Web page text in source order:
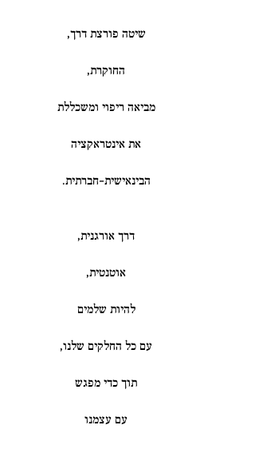
שיטה פורצת דרך,
החוקרת,
מביאה ריפוי ומשכללת
את אינטראקציה
הבינאישית-חברתית.
​דרך אורגנית,
אוטנטית,
להיות שלמים
עם כל החלקים שלנו,
תוך כדי מפגש
עם עצמנו